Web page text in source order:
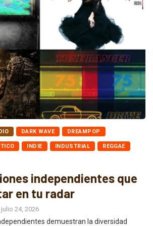
DARK WAVE DREAMPOP
INDIE INDUSTRIAL REGGAE
independientes que
en tu radar
julio 24, 2026
demuestran la diversidad